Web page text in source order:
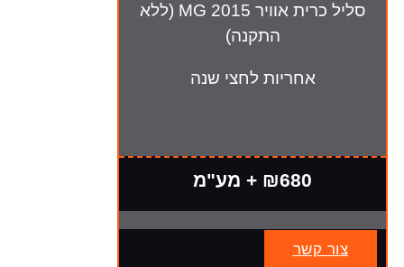
סליל כרית אוויר MG 2015 (ללא
התקנה)
אחריות לחצי שנה
₪680 + מע"מ
צור קשר